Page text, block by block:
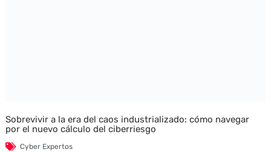
Sobrevivir a la era del caos industrializado: cómo navegar
por el nuevo cálculo del ciberriesgo
Cyber Expertos